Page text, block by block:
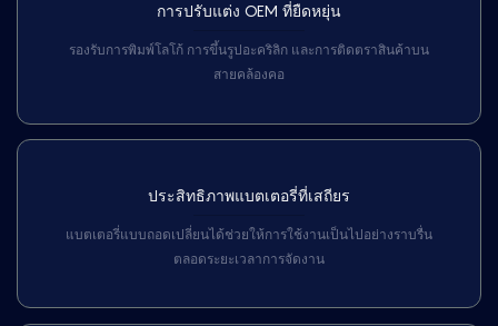
การปรับแต่ง OEM ที่ยืดหยุ่น
รองรับการพิมพ์โลโก้ การขึ้นรูปอะคริลิก และการติดตราสินค้าบน
สายคล้องคอ
ประสิทธิภาพแบตเตอรี่ที่เสถียร
แบตเตอรี่แบบถอดเปลี่ยนได้ช่วยให้การใช้งานเป็นไปอย่างราบรื่น
ตลอดระยะเวลาการจัดงาน